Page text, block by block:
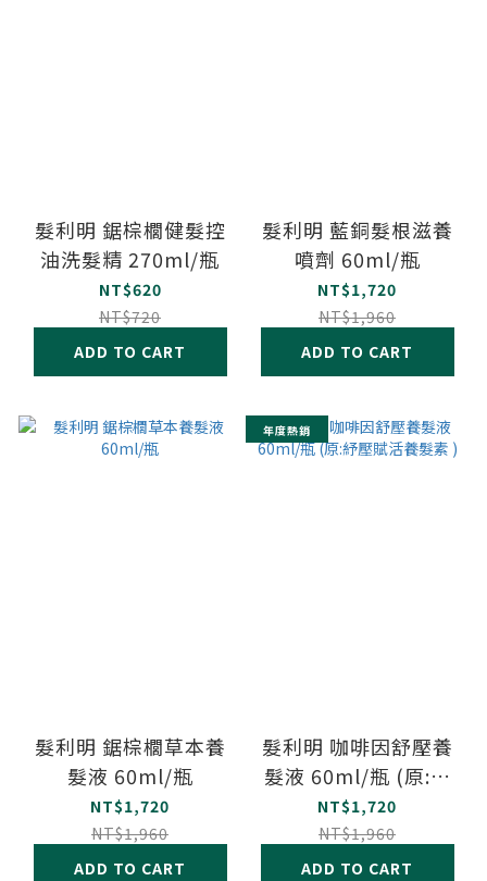
髮利明 鋸棕櫚健髮控
油洗髮精 270ml/瓶
NT$620
NT$720
ADD TO CART
髮利明 藍銅髮根滋養
噴劑 60ml/瓶
NT$1,720
NT$1,960
ADD TO CART
髮利明 鋸棕櫚草本養
髮液 60ml/瓶
NT$1,720
NT$1,960
ADD TO CART
年度熱銷
髮利明 咖啡因舒壓養
髮液 60ml/瓶 (原:紓
壓賦活養髮素 )
NT$1,720
NT$1,960
ADD TO CART